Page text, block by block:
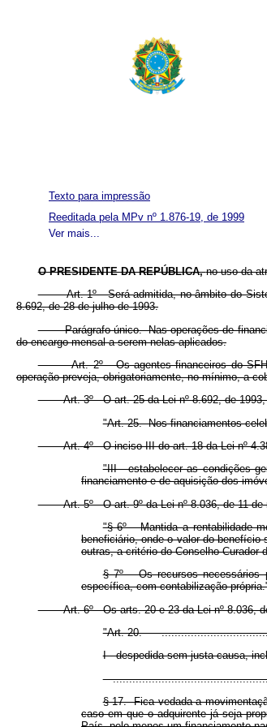
Ver mais...
Texto para impressão
Reeditada pela MPv nº 1.876-19, de 1999
O PRESIDENTE DA REPÚBLICA,no uso da
Art. 1º Será admitida, no âmbito do Sistema
8.692, de 28 de julho de 1993.
Parágrafo único. Nas operações de
do encargo mensal a serem nelas aplicados.
Art. 2º Os agentes financeiros do SFH
operação preveja, obrigatoriamente, no mínimo, a
Art. 3º O art. 25 da Lei nº 8.692, de 1993,
"Art. 25. Nos financiamentos
Art. 4º O inciso III do art. 18 da Lei nº
"III - estabelecer as condições
financiamento e de aquisição dos
Art. 5º O art. 9º da Lei nº 8.036, de 11 de
"§ 6º Mantida a rentabilidade
beneficiário, onde o valor do benefício
outras, a critério do Conselho Curador
§ 7º Os recursos necessários
específica, com contabilização
Art. 6º Os arts. 20 e 23 da Lei nº 8.036, de
"Art. 20.
I - despedida sem justa causa,
§ 17. Fica vedada a
caso em que o adquirente já seja